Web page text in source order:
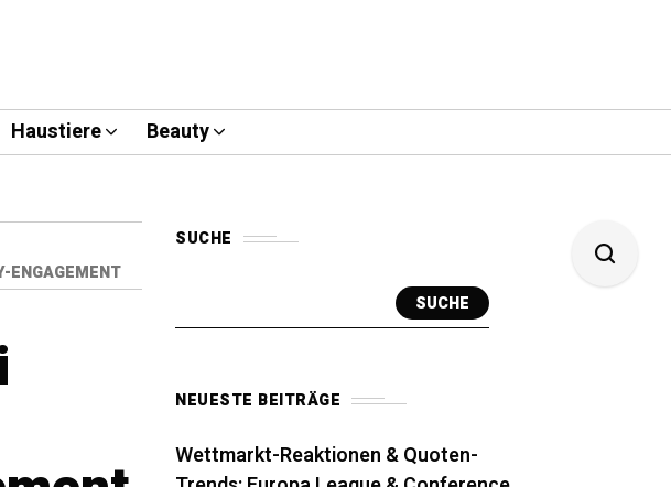
Haustiere Beauty
ENGAGEMENT
SUCHE
SUCHE
NEUESTE BEITRÄGE
Wettmarkt-Reaktionen & Quoten-